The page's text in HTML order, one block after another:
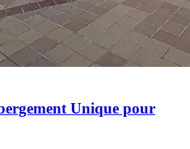
Unique pour